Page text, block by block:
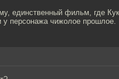
единственный фильм, где
персонажа чижолое прошлое.